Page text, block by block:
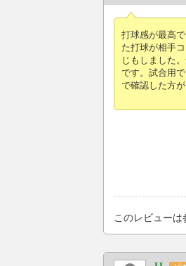
打球感が最高
た打球が相手
じもしました
です。試合用
で確認した方が
このレビューは